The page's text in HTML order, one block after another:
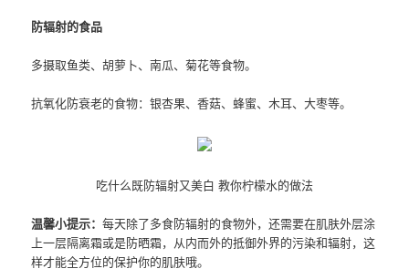
防辐射的食品
多摄取鱼类、胡萝卜、南瓜、菊花等食物。
抗氧化防衰老的食物：银杏果、香菇、蜂蜜、木耳、大枣等。
吃什么既防辐射又美白 教你柠檬水的做法
温馨小提示：每天除了多食防辐射的食物外，还需要在肌肤外层涂
上一层隔离霜或是防晒霜，从内而外的抵御外界的污染和辐射，这
样才能全方位的保护你的肌肤哦。